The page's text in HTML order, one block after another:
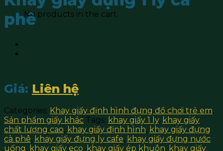
No products in the cart.
phê
Giá: Liên hệ
Categories: Khay giấy định hình đựng đồ chơi trẻ em,
Sản phẩm giấy khác Tags: khay giấy 1 ly, khay giấy
chất lượng cao, khay giấy định hình, khay giấy đựng
cà phê, khay giấy đựng ly cafe, khay giấy đựng nước
uống, khay giấy eco, khay giấy ép khuôn, khay giấy